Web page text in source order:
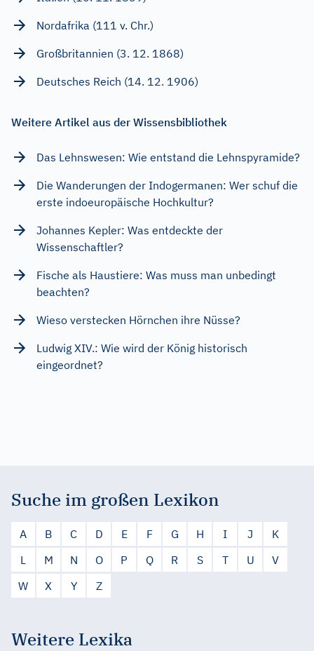
Nordafrika (111 v. Chr.)
Großbritannien (3. 12. 1868)
Deutsches Reich (14. 12. 1906)
Weitere Artikel aus der Wissensbibliothek
Das Lehnswesen: Wie entstand die Lehnspyramide?
Die Wanderungen der Indogermanen: Wer schuf die
erste indoeuropäische Hochkultur?
Johannes Kepler: Was entdeckte der
Wissenschaftler?
Fische als Haustiere: Was muss man unbedingt
beachten?
Wieso verstecken Hörnchen ihre Nüsse?
Ludwig XIV.: Wie wird der König historisch
eingeordnet?
Suche im großen Lexikon
A B C D E F G H I J
K
L
M N O P Q R S T U
V
W
X Y Z
Weitere Lexika